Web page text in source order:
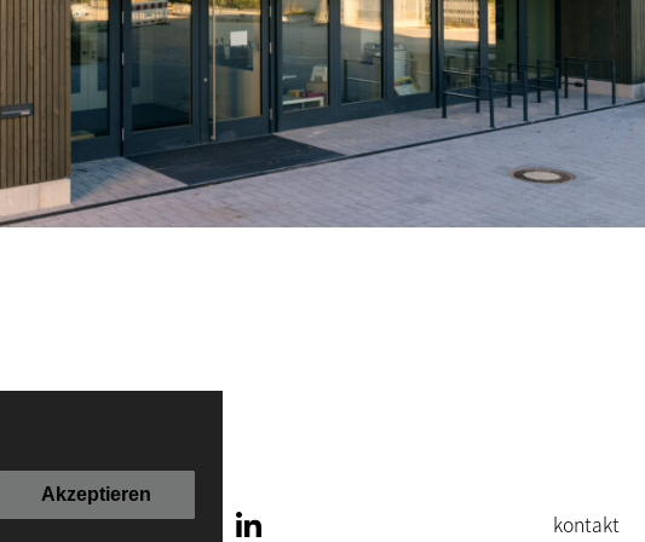
kontakt
Akzeptieren